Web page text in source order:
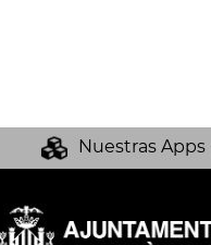
Nuestras Apps